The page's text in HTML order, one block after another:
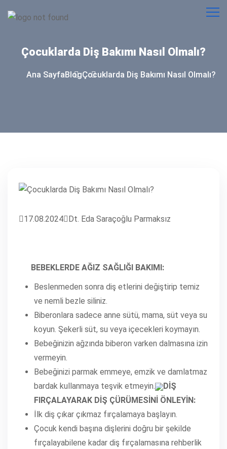
Çocuklarda Diş Bakımı Nasıl Olmalı?
Ana SayfaBlogÇocuklarda Diş Bakımı Nasıl Olmalı?
17.08.2024 Dt. Eda Saraçoğlu Parmaksız
BEBEKLERDE AĞIZ SAĞLIĞI BAKIMI:
Beslenmeden sonra diş etlerini değiştirip temiz
ve nemli bezle siliniz.
Biberonlara sadece anne sütü, mama, süt veya su
koyun. Şekerli süt, su veya içecekleri koymayın.
Bebeğinizin ağzında biberon varken dalmasına izin
vermeyin.
Bebeğinizi parmak emmeye, emzik ve damlatmaz
bardak kullanmaya teşvik etmeyin.
DİŞ
FIRÇALAYARAK DİŞ ÇÜRÜMESİNİ ÖNLEYİN:
İlk diş çıkar çıkmaz fırçalamaya başlayın.
Çocuk kendi başına dişlerini doğru bir şekilde
fırçalayabilene kadar diş fırçalamasına rehberlik